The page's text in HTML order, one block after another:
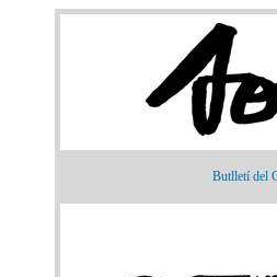
Butlletí del